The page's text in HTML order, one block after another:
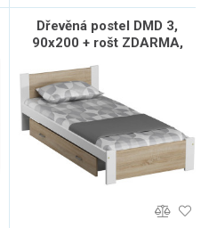
Dřevěná postel DMD 3,
90x200 + rošt ZDARMA,